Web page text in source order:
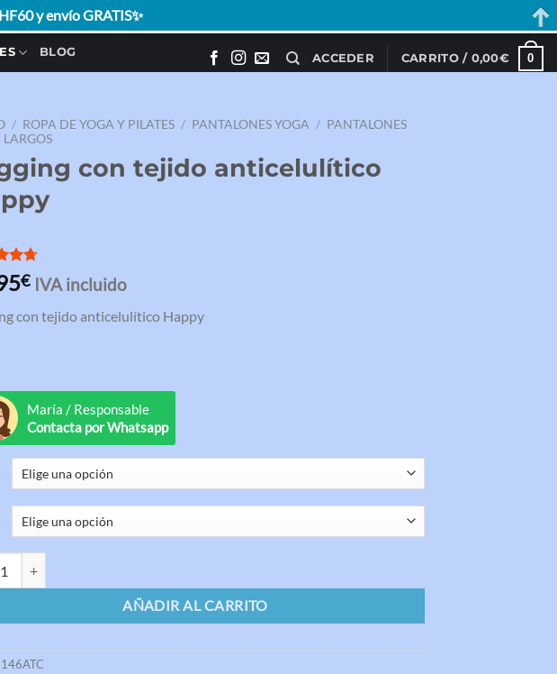
BLOG ACCEDER CARRITO / 0,00€ 0
/ ROPA DE YOGA Y PILATES / PANTALONES YOGA / PANTALONES
LARGOS
con tejido anticelulítico
€ IVA incluido
con tejido anticelulítico Happy
María / Responsable
Contacta por Whatsapp
AÑADIR AL CARRITO
y envío GRATIS✨